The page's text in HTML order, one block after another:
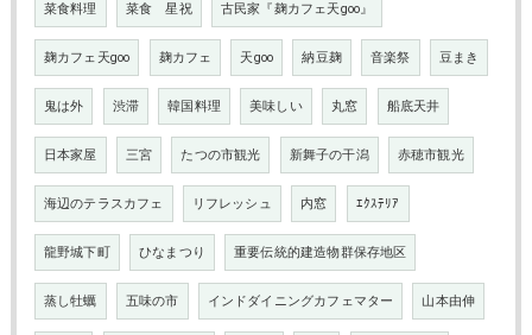
菜食料理 菜食 星祝 古民家『麹カフェ天goo』
麹カフェ天goo 麹カフェ 天goo 納豆麹 音楽祭 豆まき
鬼は外 渋滞 韓国料理 美味しい 丸窓 船底天井
日本家屋 三宮 たつの市観光 新舞子の干潟 赤穂市観光
海辺のテラスカフェ リフレッシュ 内窓 ｴｸｽﾃﾘｱ
龍野城下町 ひなまつり 重要伝統的建造物群保存地区
蒸し牡蠣 五味の市 インドダイニングカフェマター 山本由伸